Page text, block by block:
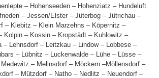
– Hohenseeden – Hohenziatz – Hundeluft
– Jessen/Elster – Jüterbog – Jütrichau –
– Klebitz – Klein Marzehns – Köpernitz –
Kolpin – Kossin – Kropstädt – Kuhlowitz –
– Lehnsdorf – Leitzkau – Lindow – Lobbese –
– Lübnitz – Luckenwalde – Lühe – Lüsse –
– Mellnsdorf – Möckern –Möllensdorf –
– Mützdorf – Natho – Nedlitz – Neuendorf –